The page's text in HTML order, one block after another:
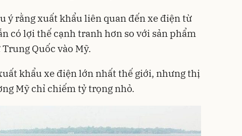
ý rằng xuất khẩu liên quan đến xe điện từ
có lợi thế cạnh tranh hơn so với sản phẩm
Quốc vào Mỹ.
khẩu xe điện lớn nhất thế giới, nhưng thị
Mỹ chỉ chiếm tỷ trọng nhỏ.